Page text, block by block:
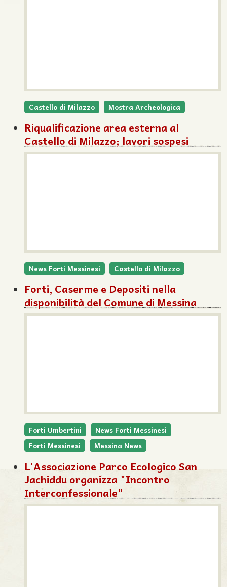
Castello di Milazzo Mostra Archeologica
Riqualificazione area esterna al
Castello di Milazzo; lavori sospesi
News Forti Messinesi Castello di Milazzo
Forti, Caserme e Depositi nella
disponibilità del Comune di Messina
Forti Umbertini
News Forti Messinesi
Forti Messinesi
Messina News
L'Associazione Parco Ecologico San
Jachiddu organizza "Incontro
Interconfessionale"